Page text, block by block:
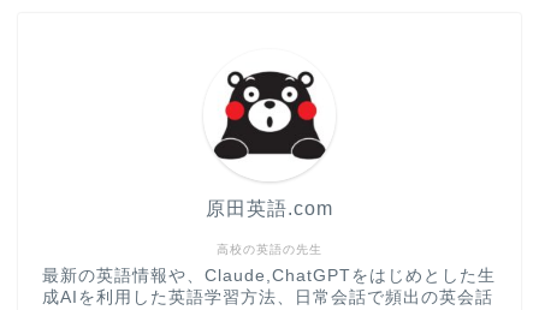
高校の英語の先生
原田英語.com
最新の英語情報や、Claude,ChatGPTをはじめとした生
成AIを利用した英語学習方法、日常会話で頻出の英会話
大学入試英語対策講座
英語名言・格言・カッコい
い英語＆素敵な英文フレー